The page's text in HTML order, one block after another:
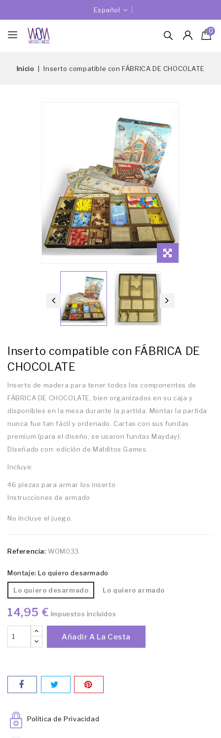
Español
0
Inicio Inserto compatible con FÁBRICA DE CHOCOLATE
Inserto compatible con FÁBRICA DE
CHOCOLATE
Inserto de madera para tener todos los componentes de
FÁBRICA DE CHOCOLATE, bien organizados en su caja y
disponibles en la mesa durante la partida. Montar la partida
nunca fue tan fácil y ordenado. Cartas con sus fundas
premium (para el diseño, se usaron fundas Mayday).
Diseñado con: edición de Malditos Games.
Incluye:
46 piezas para armar los inserto
Instrucciones de armado
No incluye el juego.
Referencia: WOM033
Montaje: Lo quiero desarmado
Lo quiero desarmado Lo quiero armado
14,95 € Impuestos incluidos
Añadir A La Cesta
Política de Privacidad